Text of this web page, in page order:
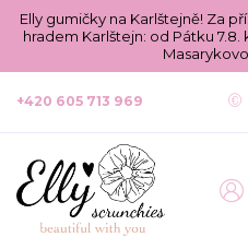
Elly gumičky na Karlštejně! Za
hradem Karlštejn: od Pátku 7.8.
+420 605 713 969